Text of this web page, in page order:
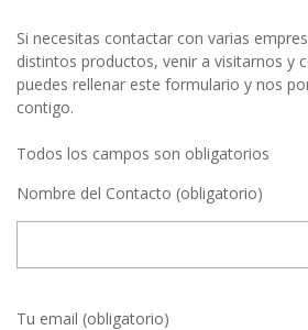
Si necesitas contactar con varias
distintos productos, venir a visitarnos y
puedes rellenar este formulario y nos
contigo.
Todos los campos son obligatorios
Nombre del Contacto (obligatorio)
Tu email (obligatorio)